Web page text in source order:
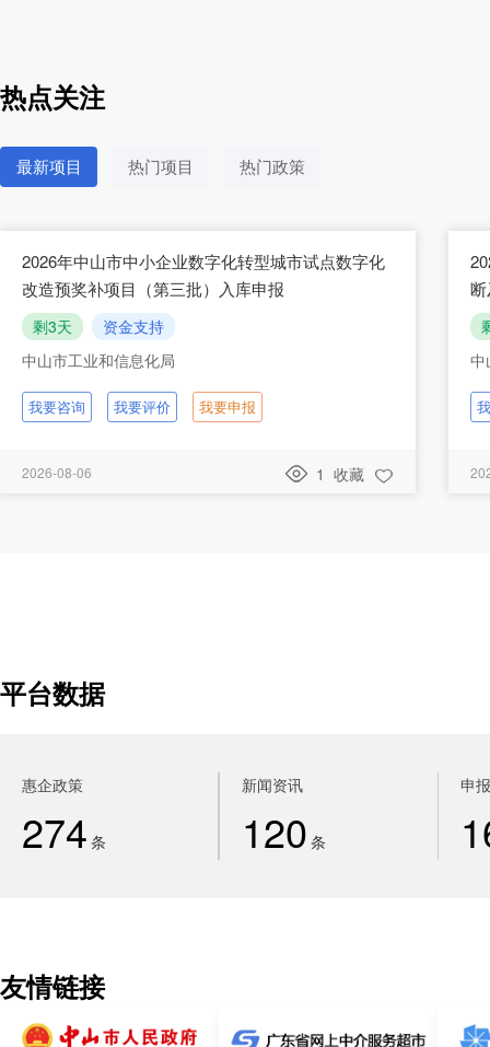
热点关注
最新项目 热门项目 热门政策
2026年中山市中小企业数字化转型城市试点数字化
改造预奖补项目（第三批）入库申报
剩3天
资金支持
中山市工业和信息化局
我要咨询 我要评价 我要申报
2026-08-06 1 收藏
中
平台数据
惠企政策
274 条
新闻资讯
120 条
申
友情链接